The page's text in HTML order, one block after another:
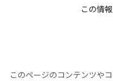
この情
このページのコンテンツやコ